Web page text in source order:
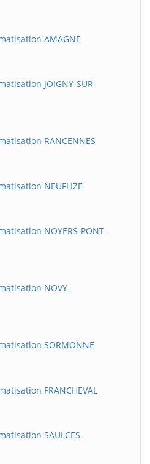
AMAGNE
JOIGNY-SUR-
RANCENNES
NEUFLIZE
NOYERS-PONT-
NOVY-
SORMONNE
FRANCHEVAL
SAULCES-